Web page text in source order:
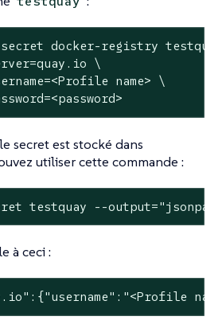
docker-registry
\
name> \
secret est stocké dans
utiliser cette commande :
testquay --
à ceci :